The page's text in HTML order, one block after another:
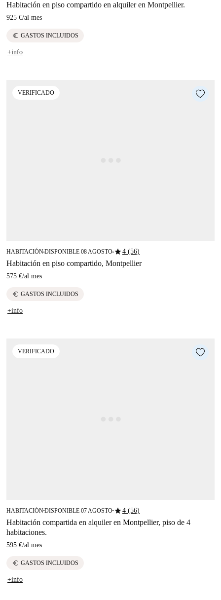
Habitación en piso compartido en alquiler en Montpellier.
925 €/al mes
euro GASTOS INCLUIDOS
+info
VERIFICADO
HABITACIÓN■DISPONIBLE 08 AGOSTO■star4 (56)
Habitación en piso compartido, Montpellier
575 €/al mes
euro GASTOS INCLUIDOS
+info
VERIFICADO
HABITACIÓN■DISPONIBLE 07 AGOSTO■star4 (56)
Habitación compartida en alquiler en Montpellier, piso de 4
habitaciones.
595 €/al mes
euro GASTOS INCLUIDOS
+info